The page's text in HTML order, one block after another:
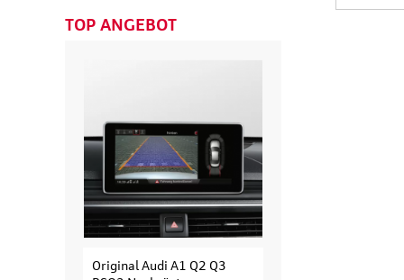
TOP ANGEBOT
Original Audi A1 Q2 Q3